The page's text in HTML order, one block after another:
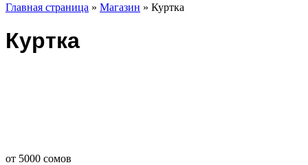
Главная страница » Магазин » Куртка
Куртка
от 5000 сомов